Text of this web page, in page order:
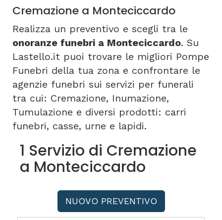
Cremazione a Monteciccardo
Realizza un preventivo e scegli tra le
onoranze funebri a Monteciccardo. Su
Lastello.it puoi trovare le migliori Pompe
Funebri della tua zona e confrontare le
agenzie funebri sui servizi per funerali
tra cui: Cremazione, Inumazione,
Tumulazione e diversi prodotti: carri
funebri, casse, urne e lapidi.
1 Servizio di Cremazione
a Monteciccardo
NUOVO PREVENTIVO